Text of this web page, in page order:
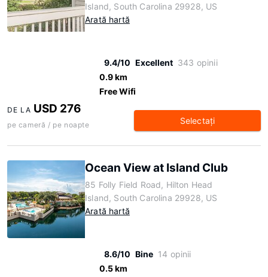
Island, South Carolina 29928, US
Arată hartă
9.4/10 Excellent 343 opinii
0.9 km
Free Wifi
DE LA USD 276
pe cameră / pe noapte Selectaţi
Ocean View at Island Club
85 Folly Field Road, Hilton Head
Island, South Carolina 29928, US
Arată hartă
8.6/10 Bine 14 opinii
0.5 km